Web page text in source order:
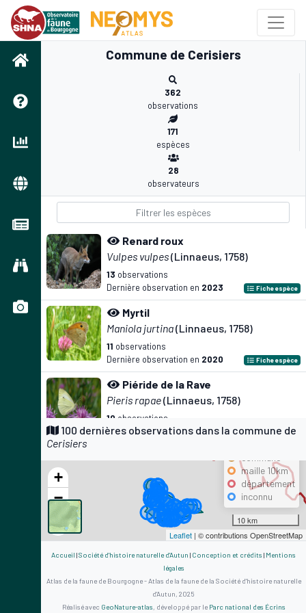
Commune de Cerisiers
362
observations
171
espèces
28
observateurs
Renard roux
Vulpes vulpes(Linnaeus, 1758)
13 observations
Dernière observation en 2023 Fiche espèce
Myrtil
Maniola jurtina(Linnaeus, 1758)
11 observations
Dernière observation en 2020 Fiche espèce
Piéride de la Rave
Pieris rapae(Linnaeus, 1758)
10 observations
Dernière observation en2016 Fiche espèce
(Linnaeus, 1758)
observations
Dernière observation en2017 Fiche espèce
Chevreuil européen
Capreolus capreolus(Linnaeus, 1758)
Dernière observation en
Demi-Deuil
100 dernières observations dans la commune de
Cerisiers
+
−
Précision
maille 10km
département
inconnu
10 km
Leaflet | © contributions OpenStreetMap
Accueil |Société d'histoire naturelle d'Autun | Conception et crédits | Mentions
légales
Atlas de la faune de Bourgogne - Atlas de la faune de la Société d'histoire naturelle
d'Autun, 2025
Réalisé avec GeoNature-atlas, développé par le Parc national des Écrins